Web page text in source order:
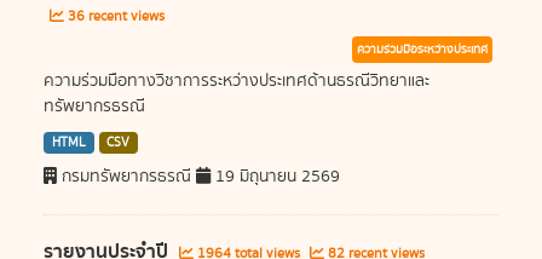
36 recent views
ความร่วมมือระหว่างประเทศ
ความร่วมมือทางวิชาการระหว่างประเทศด้านธรณีวิทยาและ
ทรัพยากรธรณี
HTML CSV
กรมทรัพยากรธรณี 19 มิถุนายน 2569
รายงานประจำปี 1964 total views 82 recent views